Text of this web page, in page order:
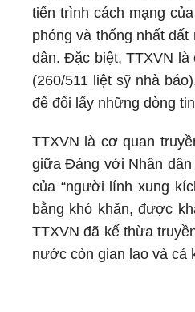
tiến trình cách mạng
phóng và thống nhất
dân. Đặc biệt, TTXVN
(260/511 liệt sỹ nhà
để đổi lấy những dòng
TTXVN là cơ quan
giữa Đảng với Nhân
của “người lính xung
bằng khó khăn, được
TTXVN đã kế thừa
nước còn gian lao và cả